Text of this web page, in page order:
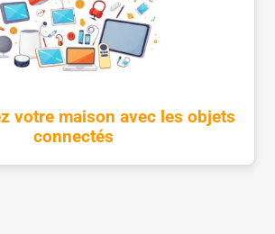
votre maison avec les objets
connectés